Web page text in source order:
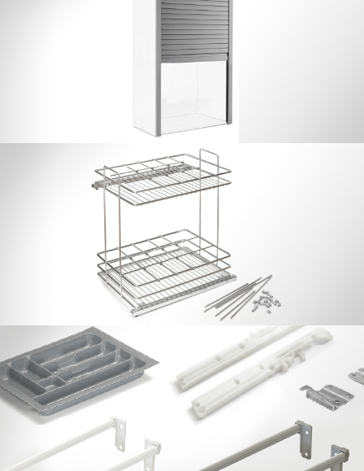
Persianas de aluminio
Botellero Especiero Dynamic 25 / 30 /
35 / 40
Complementos